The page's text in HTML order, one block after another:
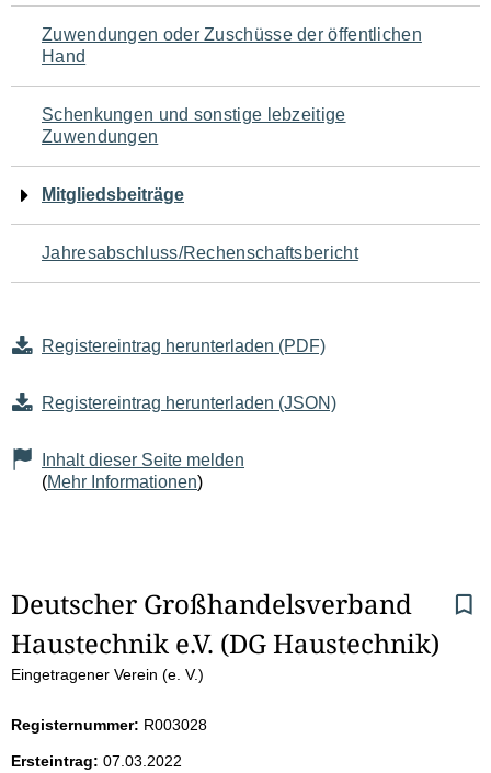
Zuwendungen oder Zuschüsse der öffentlichen
Hand
Schenkungen und sonstige lebzeitige
Zuwendungen
Mitgliedsbeiträge
Jahresabschluss/Rechenschaftsbericht
Registereintrag herunterladen (PDF)
Registereintrag herunterladen (JSON)
Inhalt dieser Seite melden
(Mehr Informationen)
S
e
t
Deutscher Großhandelsverband
Haustechnik e.V. (DG Haustechnik)
Eingetragener Verein (e. V.)
Registernummer: R003028
Ersteintrag: 07.03.2022